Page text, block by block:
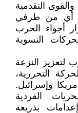
التقدمية
أي من طرفي
أجواء الحرب
النسوية
لتعزيز النزعة
التحررية،
وإسرائيل.
الفردية
بذريعة